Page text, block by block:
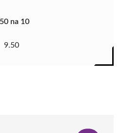
na 10
9.50